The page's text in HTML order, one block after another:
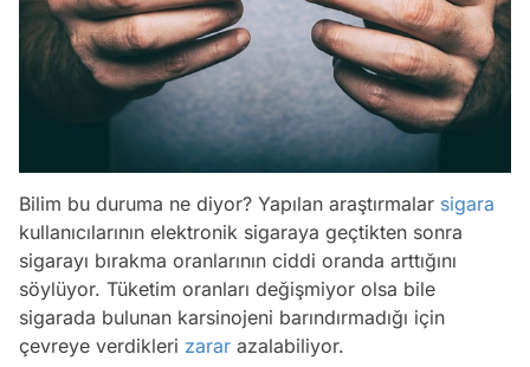
Bilim bu duruma ne diyor? Yapılan araştırmalar sigara
kullanıcılarının elektronik sigaraya geçtikten sonra
sigarayı bırakma oranlarının ciddi oranda arttığını
söylüyor. Tüketim oranları değişmiyor olsa bile
sigarada bulunan karsinojeni barındırmadığı için
çevreye verdikleri zarar azalabiliyor.